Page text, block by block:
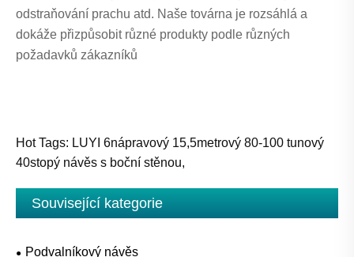
odstraňování prachu atd. Naše továrna je rozsáhlá a
dokáže přizpůsobit různé produkty podle různých
požadavků zákazníků
Hot Tags: LUYI 6nápravový 15,5metrový 80-100 tunový
40stopý návěs s boční stěnou,
Související kategorie
Podvalníkový návěs